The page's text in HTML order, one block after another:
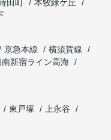
田町
本牧緑ケ丘
京急本線
横須賀線
南新宿ライン高海
東戸塚
上永谷